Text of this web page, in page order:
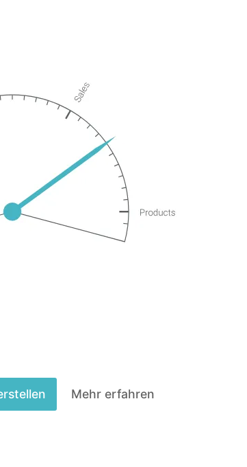
Mehr erfahren